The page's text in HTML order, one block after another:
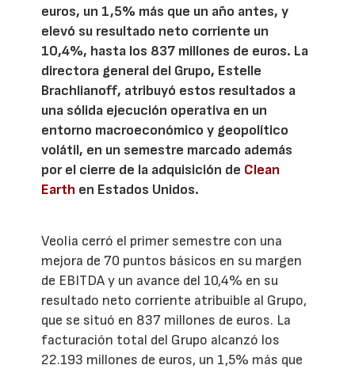
euros, un 1,5% más que un año antes, y
elevó su resultado neto corriente un
10,4%, hasta los 837 millones de euros. La
directora general del Grupo, Estelle
Brachlianoff, atribuyó estos resultados a
una sólida ejecución operativa en un
entorno macroeconómico y geopolítico
volátil, en un semestre marcado además
por el cierre de la adquisición de Clean
Earth en Estados Unidos.
Veolia cerró el primer semestre con una
mejora de 70 puntos básicos en su margen
de EBITDA y un avance del 10,4% en su
resultado neto corriente atribuible al Grupo,
que se situó en 837 millones de euros. La
facturación total del Grupo alcanzó los
22.193 millones de euros, un 1,5% más que